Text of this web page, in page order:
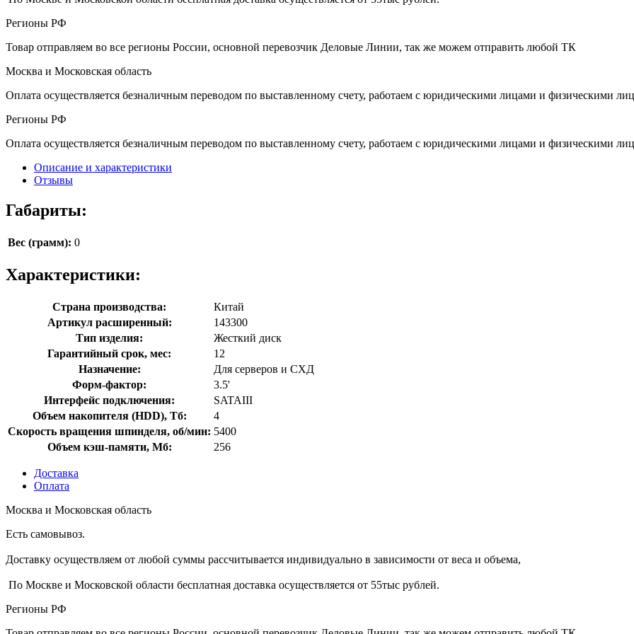
Регионы РФ
Товар отправляем во все регионы России, основной перевозчик Деловые Линии, так же можем отправить любой ТК
Москва и Московская область
Оплата осуществляется безналичным переводом по выставленному счету, работаем с юридическими лицами и физическими
Регионы РФ
Оплата осуществляется безналичным переводом по выставленному счету, работаем с юридическими лицами и физическими
Описание и характеристики
Отзывы
Габариты:
Вес (грамм): 0
Характеристики:
Страна производства:
Китай
Артикул расширенный:
143300
Тип изделия:
Жесткий диск
Гарантийный срок, мес:
12
Назначение:
Для серверов и СХД
Форм-фактор:
3.5'
Интерфейс подключения:
SATAIII
Объем накопителя (HDD), Тб:
4
Скорость вращения шпинделя, об/мин: 5400
Объем кэш-памяти, Мб:
256
Доставка
Оплата
Москва и Московская область
Есть самовывоз.
Доставку осуществляем от любой суммы рассчитывается индивидуально в зависимости от веса и объема,
По Москве и Московской области бесплатная доставка осуществляется от 55тыс рублей.
Регионы РФ